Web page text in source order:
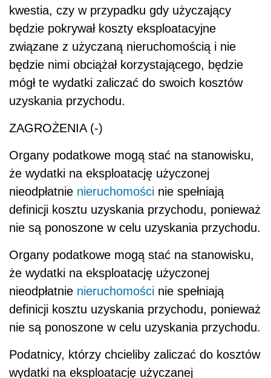
kwestia, czy w przypadku gdy użyczający
będzie pokrywał koszty eksploatacyjne
związane z użyczaną nieruchomością i nie
będzie nimi obciążał korzystającego, będzie
mógł te wydatki zaliczać do swoich kosztów
uzyskania przychodu.
ZAGROŻENIA (-)
Organy podatkowe mogą stać na stanowisku,
że wydatki na eksploatację użyczonej
nieodpłatnie nieruchomości nie spełniają
definicji kosztu uzyskania przychodu, ponieważ
nie są ponoszone w celu uzyskania przychodu.
Organy podatkowe mogą stać na stanowisku,
że wydatki na eksploatację użyczonej
nieodpłatnie nieruchomości nie spełniają
definicji kosztu uzyskania przychodu, ponieważ
nie są ponoszone w celu uzyskania przychodu.
Podatnicy, którzy chcieliby zaliczać do kosztów
wydatki na eksploatację użyczanej